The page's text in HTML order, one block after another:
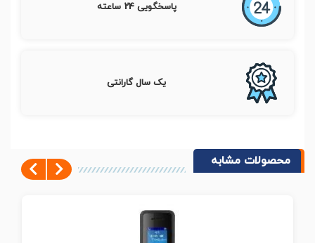
پاسخگویی 24 ساعته
یک سال گارانتی
محصولات مشابه Previous
Next